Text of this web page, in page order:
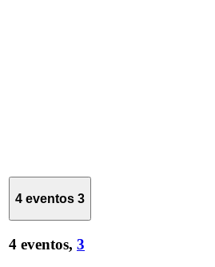
4 eventos 3
4 eventos, 3